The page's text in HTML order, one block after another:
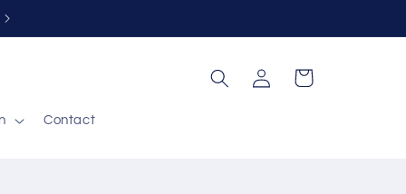
Contact
InloggenWinkelwagen